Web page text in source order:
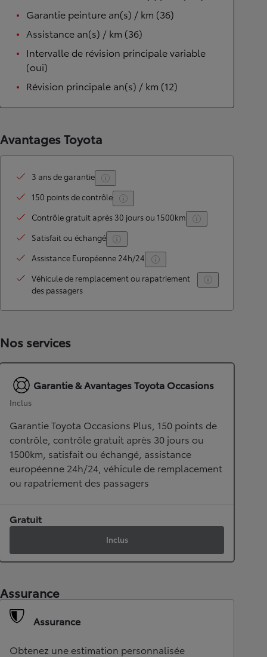
Garantie peinture an(s) / km (36)
Assistance an(s) / km (36)
Intervalle de révision principale variable
(oui)
Révision principale an(s) / km (12)
Avantages Toyota
3 ans de garantie
150 points de contrôle
Contrôle gratuit après 30 jours ou 1500km
Satisfait ou échangé
Assistance Européenne 24h/24
Véhicule de remplacement ou rapatriement
des passagers
Nos services
Garantie & Avantages Toyota Occasions
Inclus
Garantie Toyota Occasions Plus, 150 points de
contrôle, contrôle gratuit après 30 jours ou
1500km, satisfait ou échangé, assistance
européenne 24h/24, véhicule de remplacement
ou rapatriement des passagers
Gratuit
Inclus
Assurance
Assurance
Obtenez une estimation personnalisée